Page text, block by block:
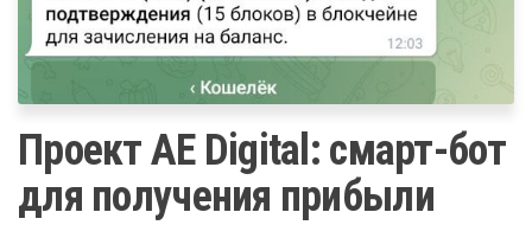
Проект AE Digital: смарт-бот
для получения прибыли